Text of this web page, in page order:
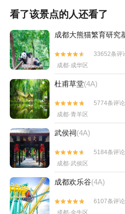
看了该景点的人还看了
成都大熊猫繁育研究


33652条评
成都·成华区
杜甫草堂(4A)


5774条评论
成都·青羊区
武侯祠(4A)


5184条评论
成都·武侯区
成都欢乐谷(4A)


6107条评论